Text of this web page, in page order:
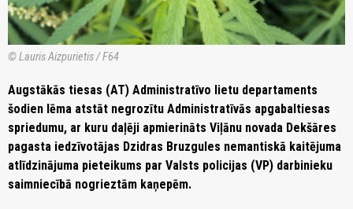
© Lauris Aizpurietis / F64
Augstākās tiesas (AT) Administratīvo lietu departaments
šodien lēma atstāt negrozītu Administratīvās apgabaltiesas
spriedumu, ar kuru daļēji apmierināts Viļānu novada Dekšāres
pagasta iedzīvotājas Dzidras Bruzgules nemantiskā kaitējuma
atlīdzinājuma pieteikums par Valsts policijas (VP) darbinieku
saimniecībā nogrieztām kaņepēm.